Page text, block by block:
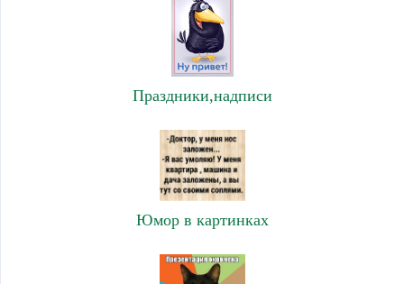
Праздники,надписи
Юмор в картинках